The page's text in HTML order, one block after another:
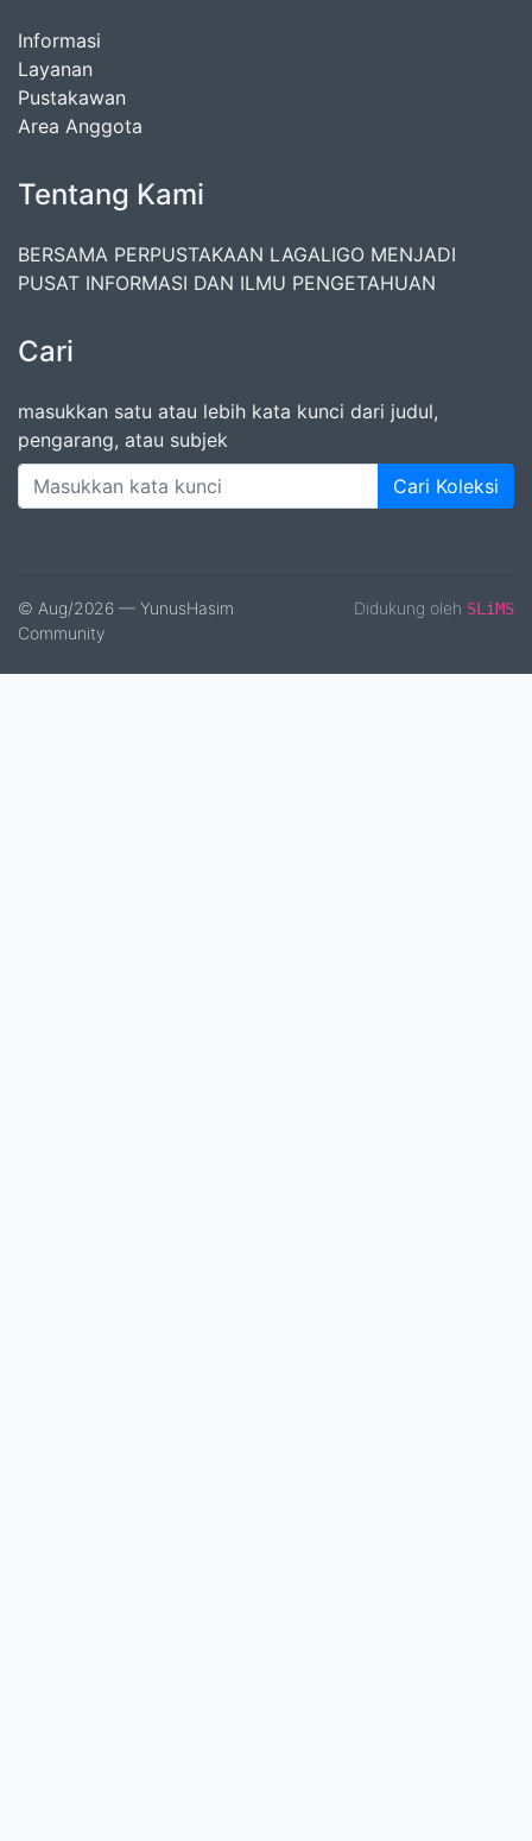
Informasi
Layanan
Pustakawan
Area Anggota
Tentang Kami
BERSAMA PERPUSTAKAAN LAGALIGO MENJADI
PUSAT INFORMASI DAN ILMU PENGETAHUAN
Cari
masukkan satu atau lebih kata kunci dari judul,
pengarang, atau subjek
Cari Koleksi
© Aug/2026 — YunusHasim
Community
Didukung oleh SLiMS